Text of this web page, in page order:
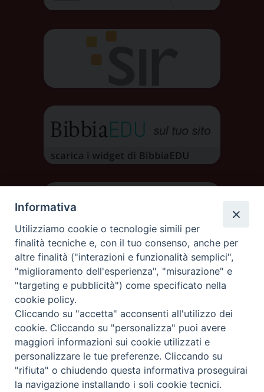
DIOCESI DI AOSTA
DIOCÈSE D'AOSTE
Rue Mgr de Sales 3/A 11100 Aosta
tel. 0165.238515 | fax: 0165.238517
Informativa
Utilizziamo cookie o tecnologie simili per
finalità tecniche e, con il tuo consenso, anche per
altre finalità ("interazioni e funzionalità semplici",
"miglioramento dell'esperienza", "misurazione" e
"targeting e pubblicità") come specificato nella
cookie policy.
Cliccando su "accetta" acconsenti all'utilizzo dei
cookie. Cliccando su "personalizza" puoi avere
maggiori informazioni sui cookie utilizzati e
personalizzare le tue preferenze. Cliccando su
"rifiuta" o chiudendo questa informativa proseguirai
la navigazione installando i soli cookie tecnici.